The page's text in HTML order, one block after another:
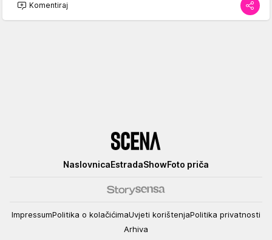
Komentiraj
NaslovnicaEstradaShowFoto priča
ImpressumPolitika o kolačićimaUvjeti korištenjaPolitika privatnosti
Arhiva